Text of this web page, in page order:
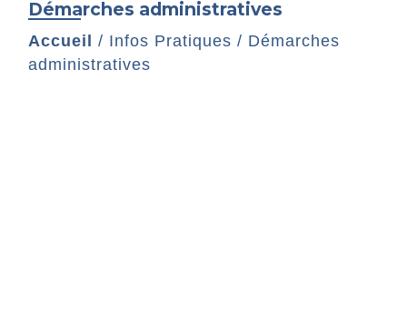
Démarches administratives
Accueil / Infos Pratiques / Démarches
administratives